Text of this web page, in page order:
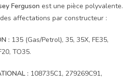
Ferguson est une pièce polyvalente.
affectations par constructeur :
: 135 (Gas/Petrol), 35, 35X, FE35,
TO35.
: 108735C1, 279269C91,